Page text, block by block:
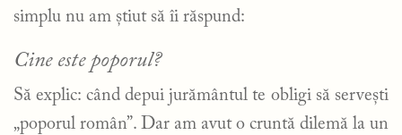
simplu nu am știut să îi răspund:
Cine este poporul?
Să explic: când depui jurământul te obligi să servești
„poporul român”. Dar am avut o cruntă dilemă la un